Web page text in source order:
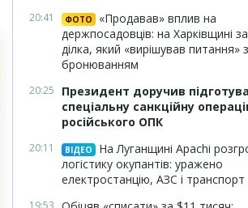
20:41 ФОТО
«Продавав» вплив на
держпосадовців: на Харківщині
ділка, який «вирішував питання» з
бронюванням
20:25
Президент доручив
спеціальну санкційну
російського ОПК
20:11 ВІДЕО
На Луганщині Apachi
логістику окупантів: уражено
електростанцію, АЗС і транспорт
19:53